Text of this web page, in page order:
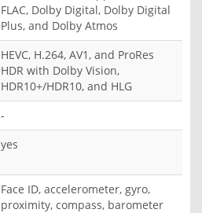
FLAC, Dolby Digital, Dolby Digital
Plus, and Dolby Atmos
HEVC, H.264, AV1, and ProRes
HDR with Dolby Vision,
HDR10+/HDR10, and HLG
-
yes
Face ID, accelerometer, gyro,
proximity, compass, barometer